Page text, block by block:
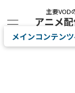
主要VOD
アニメ
メインコンテン